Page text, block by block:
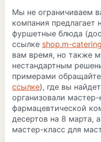
Мы не ограничиваем
компания предлагает
фуршетные блюда
ссылке shop.m-
вам время, но также
нестандартным
примерами
ссылке), где вы
организовали мастер-
фармацевтической
десертов на 8 марта,
мастер-класс для